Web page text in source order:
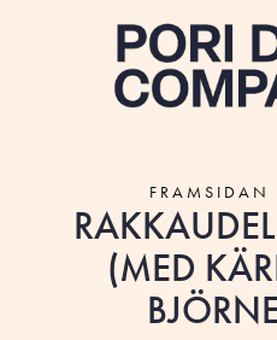
FRAMSIDAN
(MED